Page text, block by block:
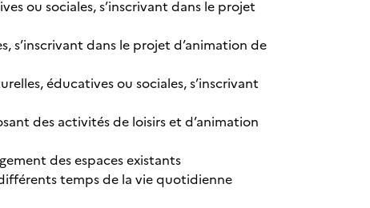
ou sociales, s’inscrivant dans le projet
s’inscrivant dans le projet d’animation de
éducatives ou sociales, s’inscrivant
des activités de loisirs et d’animation
des espaces existants
temps de la vie quotidienne